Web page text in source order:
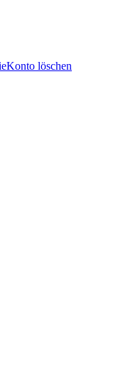
Konto löschen